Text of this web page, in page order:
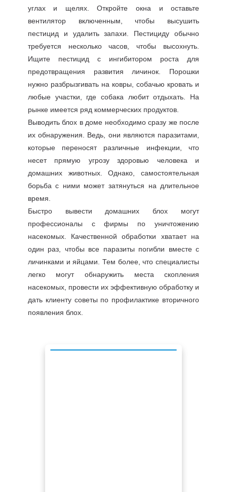
углах и щелях. Откройте окна и оставьте
вентилятор включенным, чтобы высушить
пестицид и удалить запахи. Пестициду обычно
требуется несколько часов, чтобы высохнуть.
Ищите пестицид с ингибитором роста для
предотвращения развития личинок. Порошки
нужно разбрызгивать на ковры, собачью кровать и
любые участки, где собака любит отдыхать. На
рынке имеется ряд коммерческих продуктов.
Выводить блох в доме необходимо сразу же после
их обнаружения. Ведь, они являются паразитами,
которые переносят различные инфекции, что
несет прямую угрозу здоровью человека и
домашних животных. Однако, самостоятельная
борьба с ними может затянуться на длительное
время.
Быстро вывести домашних блох могут
профессионалы с фирмы по уничтожению
насекомых. Качественной обработки хватает на
один раз, чтобы все паразиты погибли вместе с
личинками и яйцами. Тем более, что специалисты
легко могут обнаружить места скопления
насекомых, провести их эффективную обработку и
дать клиенту советы по профилактике вторичного
появления блох.